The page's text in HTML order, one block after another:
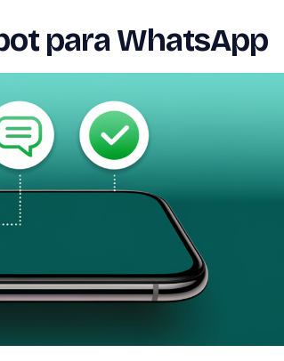
para WhatsApp